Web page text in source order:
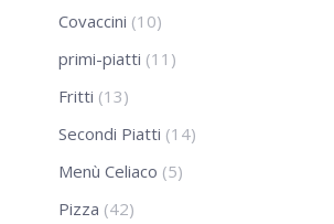
Covaccini (10)
primi-piatti (11)
Fritti (13)
Secondi Piatti (14)
Menù Celiaco (5)
Pizza (42)